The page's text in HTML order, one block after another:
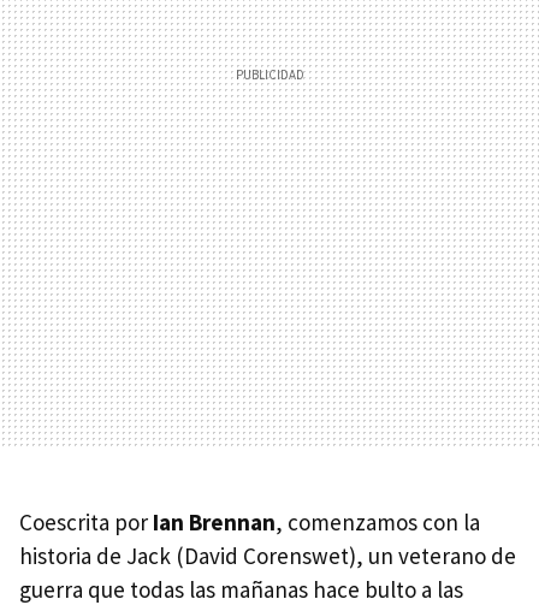
Coescrita por Ian Brennan, comenzamos con la
historia de Jack (David Corenswet), un veterano de
guerra que todas las mañanas hace bulto a las